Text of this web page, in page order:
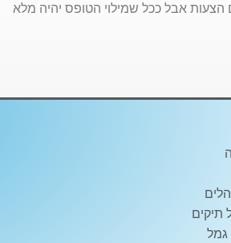
הצעות אבל ככל שמילוי הטופס יהיה מלא
תיקים
גמל